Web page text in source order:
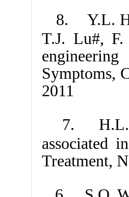
8. Y.L.
T.J. Lu#, F.
Symptoms,
2011
7. H.L.
associated
Treatment,